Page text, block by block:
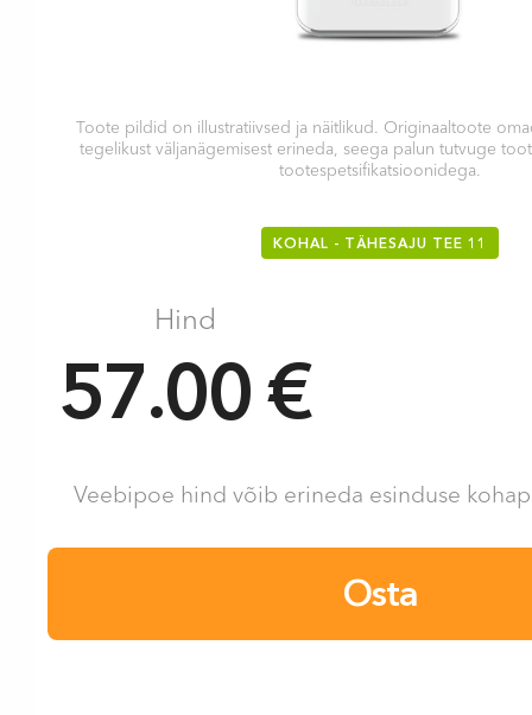
Toote pildid on illustratiivsed ja näitlikud. Originaaltoote
tegelikust väljanägemisest erineda, seega palun tutvuge
tootespetsifikatsioonidega.
KOHAL - TÄHESAJU TEE 11
Hind
57.00 €
Veebipoe hind võib erineda esinduse
Osta